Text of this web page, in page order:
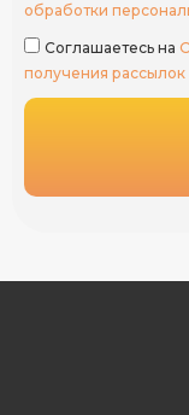
обработки
Соглашаетесь на
получения рассылок